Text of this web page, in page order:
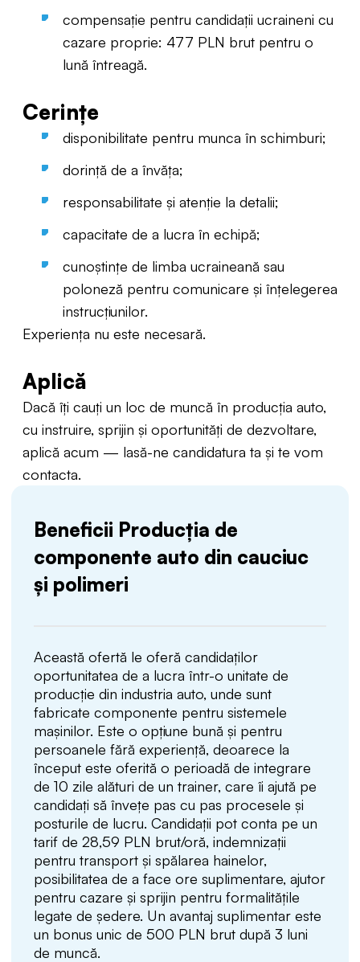
compensație pentru candidații ucraineni cu
cazare proprie: 477 PLN brut pentru o
lună întreagă.
Cerințe
disponibilitate pentru munca în schimburi;
dorință de a învăța;
responsabilitate și atenție la detalii;
capacitate de a lucra în echipă;
cunoștințe de limba ucraineană sau
poloneză pentru comunicare și înțelegerea
instrucțiunilor.
Experiența nu este necesară.
Aplică
Dacă îți cauți un loc de muncă în producția auto,
cu instruire, sprijin și oportunități de dezvoltare,
aplică acum — lasă-ne candidatura ta și te vom
contacta.
Beneficii Producția de
componente auto din cauciuc
și polimeri
Această ofertă le oferă candidaților
oportunitatea de a lucra într-o unitate de
producție din industria auto, unde sunt
fabricate componente pentru sistemele
mașinilor. Este o opțiune bună și pentru
persoanele fără experiență, deoarece la
început este oferită o perioadă de integrare
de 10 zile alături de un trainer, care îi ajută pe
candidați să învețe pas cu pas procesele și
posturile de lucru. Candidații pot conta pe un
tarif de 28,59 PLN brut/oră, indemnizații
pentru transport și spălarea hainelor,
posibilitatea de a face ore suplimentare, ajutor
pentru cazare și sprijin pentru formalitățile
legate de ședere. Un avantaj suplimentar este
un bonus unic de 500 PLN brut după 3 luni
de muncă.